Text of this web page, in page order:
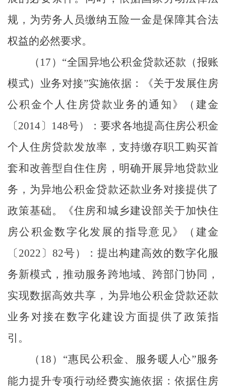
规，为劳务人员缴纳五险一金是保障其合法
权益的必然要求。
（ 17 ） “全国异地公积金贷款还款（报账
模式）业务对接”实施依据：《关于发展住房
公积金个人住房贷款业务的通知》（建金
〔2014〕 148号）：要求各地提高住房公积金
个人住房贷款发放率，支持缴存职工购买首
套和改善型自住住房，明确开展异地贷款业
务，为异地公积金贷款还款业务对接提供了
政策基础。《住房和城乡建设部关于加快住
房公积金数字化发展的指导意见》（建金
〔 2022 〕 82号）：提出构建高效的数字化服
务新模式，推动服务跨地域、跨部门协同，
实现数据高效共享，为异地公积金贷款还款
业务对接在数字化建设方面提供了政策指
引。
（ 18 ） “惠民公积金、服务暖人心”服务
能力提升专项行动经费实施依据：依据住房